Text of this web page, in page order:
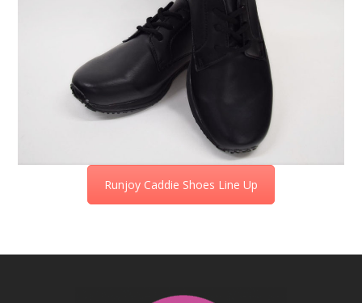
Runjoy Caddie Shoes Line Up